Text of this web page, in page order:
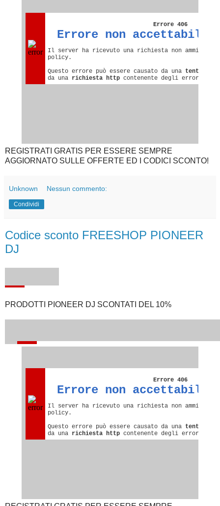
REGISTRATI GRATIS PER ESSERE SEMPRE
AGGIORNATO SULLE OFFERTE ED I CODICI SCONTO!
Unknown Nessun commento:
Condividi
Codice sconto FREESHOP PIONEER
DJ
PRODOTTI PIONEER DJ SCONTATI DEL 10%